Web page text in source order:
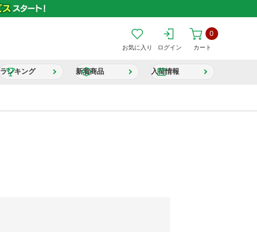
お気に入り ログイン カート
0
ランキング 新着商品 入荷情報